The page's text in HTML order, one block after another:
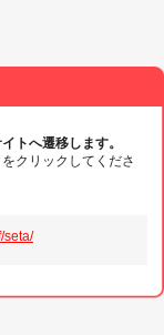
トへ遷移します。
クリックしてくださ
seta/